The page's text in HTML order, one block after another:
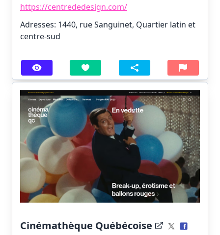
https://centrededesign.com/
Adresses: 1440, rue Sanguinet, Quartier latin et
centre-sud
Cinémathèque Québécoise